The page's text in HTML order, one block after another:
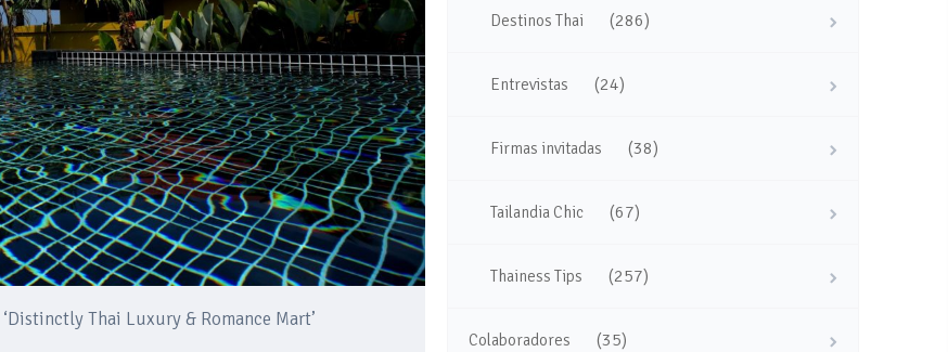
Thai Luxury & Romance Mart’
Destinos Thai (286)
Entrevistas (24)
Firmas invitadas (38)
Tailandia Chic (67)
Thainess Tips (257)
Colaboradores (35)